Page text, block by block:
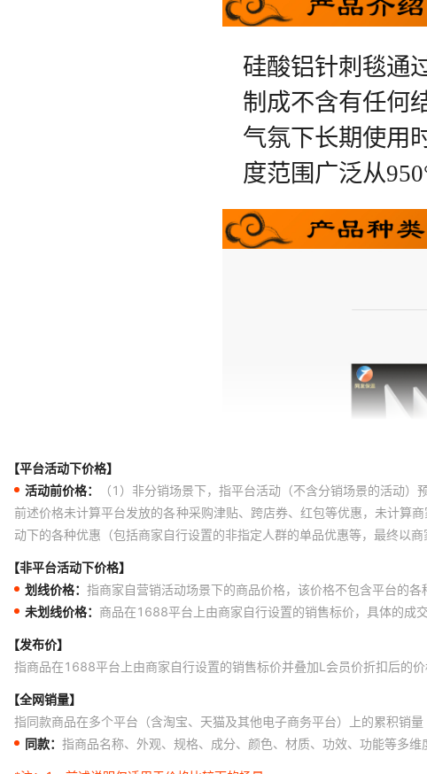
【平台活动下价格】
活动前价格：
（1）非分销场景下，指平台活动（不含分销场景的活动
前述价格未计算平台发放的各种采购津贴、跨店券、红包等优惠，未计算
动下的各种优惠（包括商家自行设置的非指定人群的单品优惠等，最终以
【非平台活动下价格】
划线价格： 指商家自营销活动场景下的商品价格，该价格不包含平台的
未划线价格： 商品在1688平台上由商家自行设置的销售标价，具体的成
【发布价】
指商品在1688平台上由商家自行设置的销售标价并叠加L会员价折扣后的价
【全网销量】
指同款商品在多个平台（含淘宝、天猫及其他电子商务平台）上的累积销量
同款： 指商品名称、外观、规格、成分、颜色、材质、功效、功能等多